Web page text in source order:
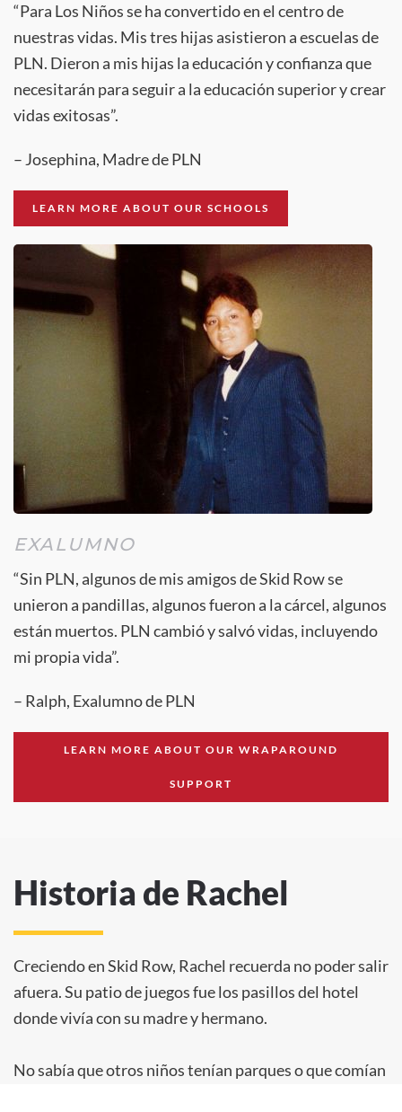
“Para Los Niños se ha convertido en el centro de
nuestras vidas. Mis tres hijas asistieron a escuelas de
PLN. Dieron a mis hijas la educación y confianza que
necesitarán para seguir a la educación superior y crear
vidas exitosas”.
– Josephina, Madre de PLN
LEARN MORE ABOUT OUR SCHOOLS
EXALUMNO
“Sin PLN, algunos de mis amigos de Skid Row se
unieron a pandillas, algunos fueron a la cárcel, algunos
están muertos. PLN cambió y salvó vidas, incluyendo
mi propia vida”.
– Ralph, Exalumno de PLN
LEARN MORE ABOUT OUR WRAPAROUND
SUPPORT
Historia de Rachel
Creciendo en Skid Row, Rachel recuerda no poder salir
afuera. Su patio de juegos fue los pasillos del hotel
donde vivía con su madre y hermano.
No sabía que otros niños tenían parques o que comían